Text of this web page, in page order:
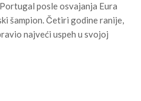
posle osvajanja Eura
šampion. Četiri godine ranije,
najveći uspeh u svojoj